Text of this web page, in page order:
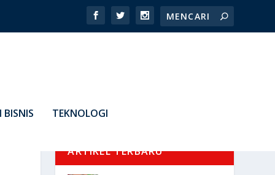
BISNIS TEKNOLOGI
ARTIKEL TERBARU